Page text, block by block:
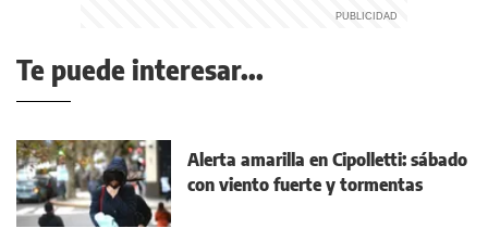
Te puede interesar...
Alerta amarilla en Cipolletti: sábado
con viento fuerte y tormentas